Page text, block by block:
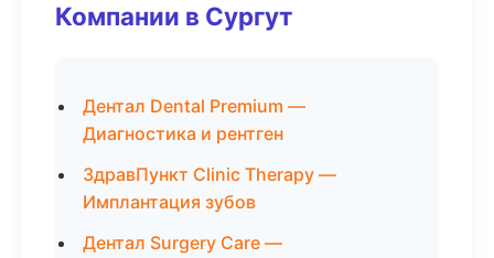
Компании в Сургут
Дентал Dental Premium —
Диагностика и рентген
ЗдравПункт Clinic Therapy —
Имплантация зубов
Дентал Surgery Care —